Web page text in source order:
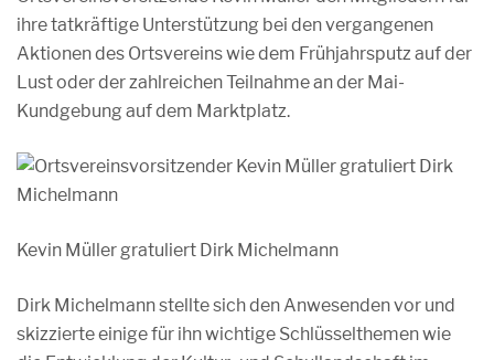
ihre tatkräftige Unterstützung bei den vergangenen
Aktionen des Ortsvereins wie dem Frühjahrsputz auf der
Lust oder der zahlreichen Teilnahme an der Mai-
Kundgebung auf dem Marktplatz.
Kevin Müller gratuliert Dirk Michelmann
Dirk Michelmann stellte sich den Anwesenden vor und
skizzierte einige für ihn wichtige Schlüsselthemen wie